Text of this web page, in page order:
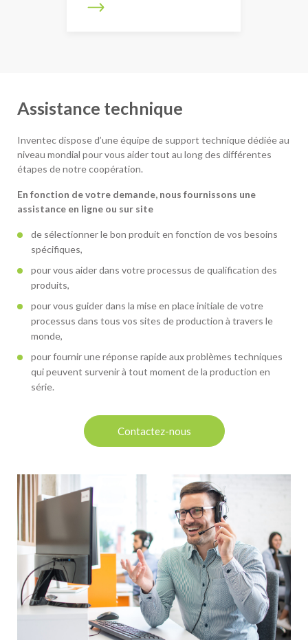
Assistance technique
Inventec dispose d’une équipe de support technique dédiée au
niveau mondial pour vous aider tout au long des différentes
étapes de notre coopération.
En fonction de votre demande, nous fournissons une
assistance en ligne ou sur site
de sélectionner le bon produit en fonction de vos besoins
spécifiques,
pour vous aider dans votre processus de qualification des
produits,
pour vous guider dans la mise en place initiale de votre
processus dans tous vos sites de production à travers le
monde,
pour fournir une réponse rapide aux problèmes techniques
qui peuvent survenir à tout moment de la production en
série.
Contactez-nous